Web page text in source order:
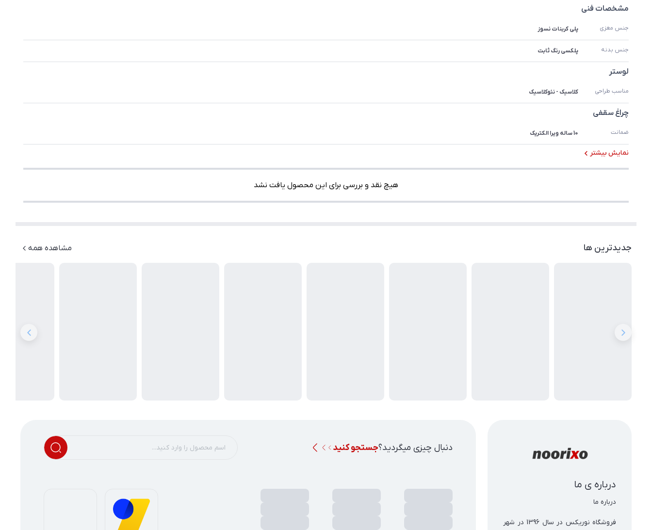
مشخصات فنی
جنس مغزی پلی کربنات نسوز
جنس بدنه پلکسی رنگ ثابت
لوستر
مناسب طراحی کلاسیک - نئوکلاسیک
چراغ سقفی
ضمانت 10 ساله ویرا الکتریک
نمایش بیشتر
هیچ نقد و بررسی برای این محصول یافت نشد
جدیدترین ها مشاهده همه
درباره ی ما
دنبال چیزی میگردید؟جستجو کنید